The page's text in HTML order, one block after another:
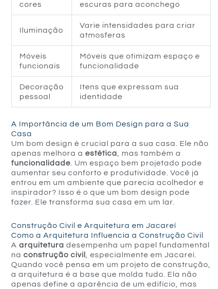
cores
escuras para aconchego
Iluminação
Varie intensidades para criar
atmosferas
Móveis
funcionais
Móveis que otimizam espaço e
funcionalidade
Decoração
pessoal
Itens que expressam sua
identidade
A Importância de um Bom Design para a Sua
Casa
Um bom design é crucial para a sua casa. Ele não
apenas melhora aestética , mas também a
funcionalidade . Um espaço bem projetado pode
aumentar seu conforto e produtividade. Você já
entrou em um ambiente que parecia acolhedor e
inspirador? Isso é o que um bom design pode
fazer. Ele transforma sua casa em um lar.
Construção Civil e Arquitetura em Jacareí
Como a Arquitetura Influencia a Construção Civil
Aarquitetura desempenha um papel fundamental
naconstrução civil
, especialmente em Jacareí.
Quando você pensa em um projeto de construção,
a arquitetura é a base que molda tudo. Ela não
apenas define a aparência de um edifício, mas